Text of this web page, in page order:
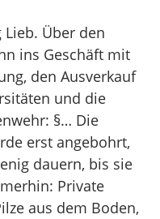
Über den
ins Geschäft mit
den Ausverkauf
und die
§… Die
erst angebohrt,
dauern, bis sie
Private
aus dem Boden,